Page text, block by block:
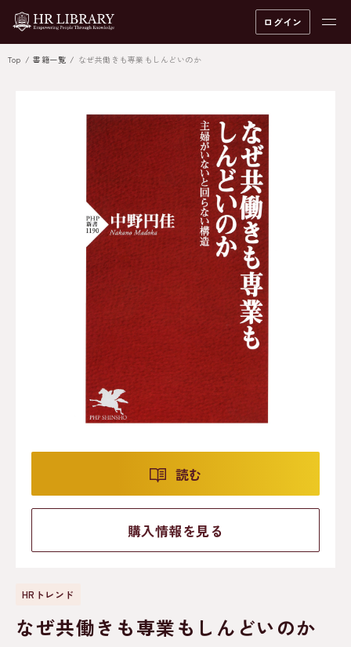
ログイン
Top 書籍一覧 なぜ共働きも専業もしんどいのか
読む
購入情報を見る
HRトレンド
なぜ共働きも専業もしんどいのか